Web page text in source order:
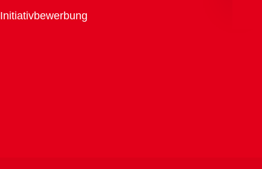
Initiativbewerbung